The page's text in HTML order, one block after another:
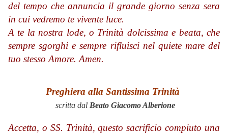
del tempo che annuncia il grande giorno senza sera
in cui vedremo te vivente luce.
A te la nostra lode, o Trinità dolcissima e beata, che
sempre sgorghi e sempre rifluisci nel quiete mare del
tuo stesso Amore. Amen.
Preghiera alla Santissima Trinità
scritta dal Beato Giacomo Alberione
Accetta, o SS. Trinità, questo sacrificio compiuto una